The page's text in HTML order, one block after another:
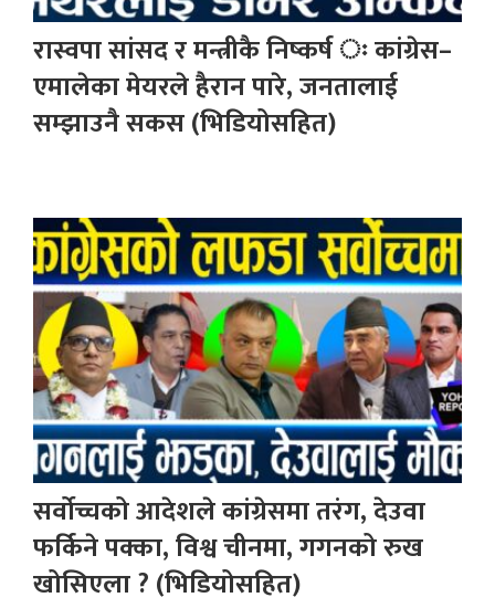
रास्वपा सांसद र मन्त्रीकै निष्कर्ष ः कांग्रेस–
एमालेका मेयरले हैरान पारे, जनतालाई
सम्झाउनै सकस (भिडियोसहित)
सर्वोच्चको आदेशले कांग्रेसमा तरंग, देउवा
फर्किने पक्का, विश्व चीनमा, गगनको रुख
खोसिएला ? (भिडियोसहित)